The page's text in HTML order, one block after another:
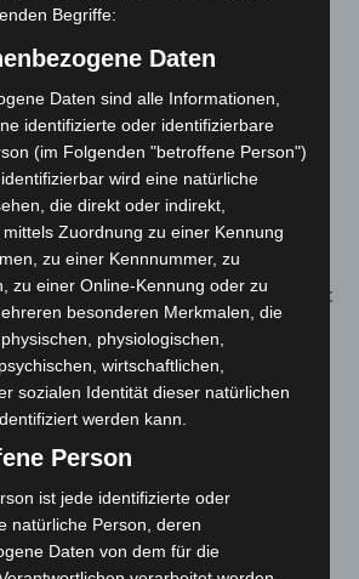
Hannover-West und
Feuerwehrkräfte
nach Waldbrandeinsatz aus
zurück
Erste Tigermücken-
in Niedersachsen entdeckt
im „Haus der Begegnung“ in
schnell eingedämmt
Hannover: 21 neue
starten beim Roten
Begriffe:
Daten
Daten sind alle Informationen,
identifizierte oder identifizierbare
(im Folgenden "betroffene Person")
wird eine natürliche
die direkt oder indirekt,
Zuordnung zu einer Kennung
zu einer Kennnummer, zu
zu einer Online-Kennung oder zu
besonderen Merkmalen, die
physiologischen,
wirtschaftlichen,
sozialen Identität dieser natürlichen
werden kann.
Person
ist jede identifizierte oder
natürliche Person, deren
Daten von dem für die